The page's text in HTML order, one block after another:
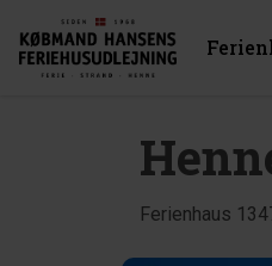
Ferienhaus